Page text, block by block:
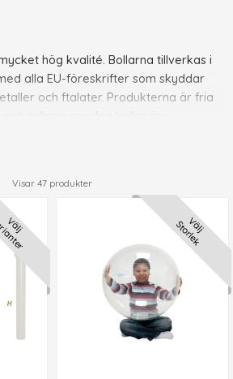
hög kvalité. Bollarna tillverkas i
alla EU-föreskrifter som skyddar
och ftalater. Produkterna är fria
och många av våra bollar är
produkter enligt nya
Visar 47produkter
Välj Välj
Storlek